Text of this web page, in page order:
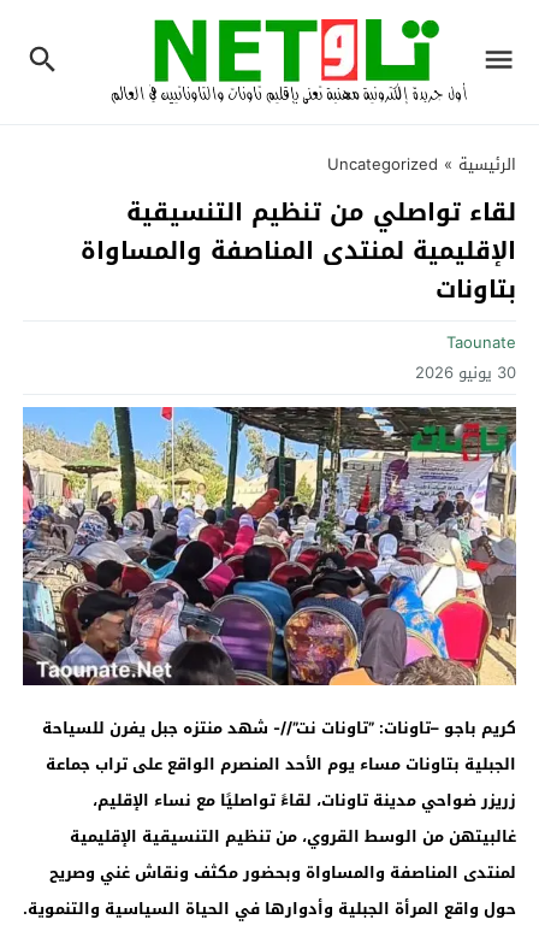
الرئيسية »
Uncategorized
لقاء تواصلي من تنظيم التنسيقية
الإقليمية لمنتدى المناصفة والمساواة
بتاونات
Taounate
30 يونيو 2026
كريم باجو –تاونات: ”تاونات نت”//- شهد منتزه جبل يفرن للسياحة
الجبلية بتاونات مساء يوم الأحد المنصرم الواقع على تراب جماعة
زريزر ضواحي مدينة تاونات، لقاءً تواصليًا مع نساء الإقليم،
غالبيتهن من الوسط القروي، من تنظيم التنسيقية الإقليمية
لمنتدى المناصفة والمساواة وبحضور مكثف ونقاش غني وصريح
حول واقع المرأة الجبلية وأدوارها في الحياة السياسية والتنموية.